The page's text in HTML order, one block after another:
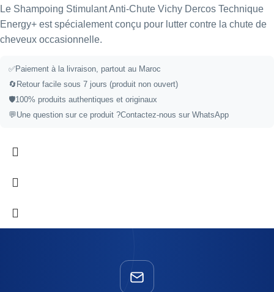
Le Shampoing Stimulant Anti-Chute Vichy Dercos Technique
Energy+ est spécialement conçu pour lutter contre la chute de
cheveux occasionnelle.
✅Paiement à la livraison, partout au Maroc
🔄Retour facile sous 7 jours (produit non ouvert)
🛡️100% produits authentiques et originaux
💬Une question sur ce produit ?Contactez-nous sur WhatsApp